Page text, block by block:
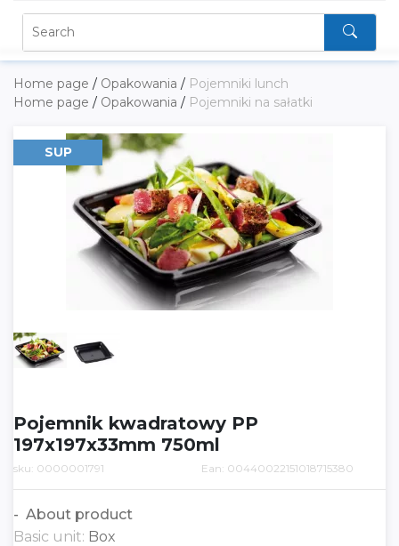
Home page / Opakowania / Pojemniki lunch
Home page / Opakowania / Pojemniki na sałatki
SUP
Pojemnik kwadratowy PP
197x197x33mm 750ml
sku: 0000001791 Ean: 00440022151018715380
About product
Basic unit: Box